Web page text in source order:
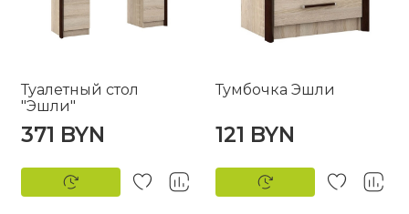
Туалетный стол
"Эшли"
371 BYN
Тумбочка Эшли
121 BYN